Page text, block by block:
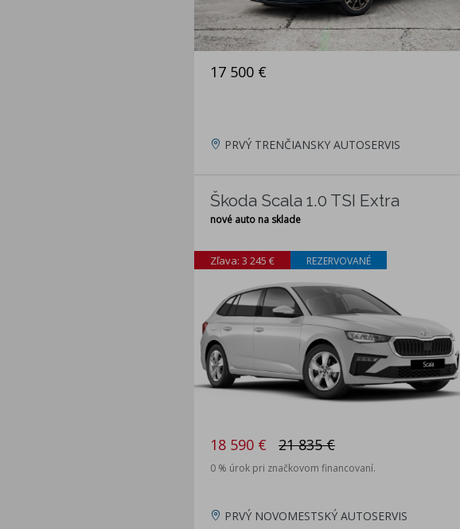
17 500 €
PRVÝ TRENČIANSKY AUTOSERVIS
Škoda Scala 1.0 TSI Extra
nové auto na sklade
Zľava: 3 245 € REZERVOVANÉ
18 590 € 21 835 €
0 % úrok pri značkovom financovaní.
PRVÝ NOVOMESTSKÝ AUTOSERVIS